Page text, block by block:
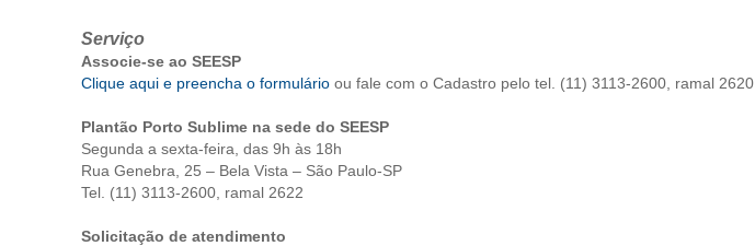
Serviço
Associe-se ao SEESP
Clique aqui e preencha o formulário ou fale com o Cadastro pelo tel. (11) 3113-2600, ramal 2620
Plantão Porto Sublime na sede do SEESP
Segunda a sexta-feira, das 9h às 18h
Rua Genebra, 25 – Bela Vista – São Paulo-SP
Tel. (11) 3113-2600, ramal 2622
Solicitação de atendimento